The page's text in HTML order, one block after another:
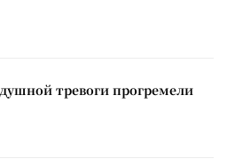
тревоги прогремели